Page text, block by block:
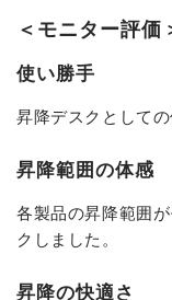
＜モニター評価
使い勝手
昇降デスクとして
昇降範囲の体感
各製品の昇降範囲
クしました。
昇降の快適さ